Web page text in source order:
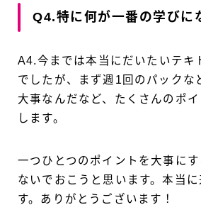
Q4.特に何が一番の学びに
A4.今までは本当にだいたいテキ
でしたが、まず週1回のパックな
大事なんだなど、たくさんのポ
します。
一つひとつのポイントを大事に
ないでおこうと思います。本当
す。ありがとうございます！